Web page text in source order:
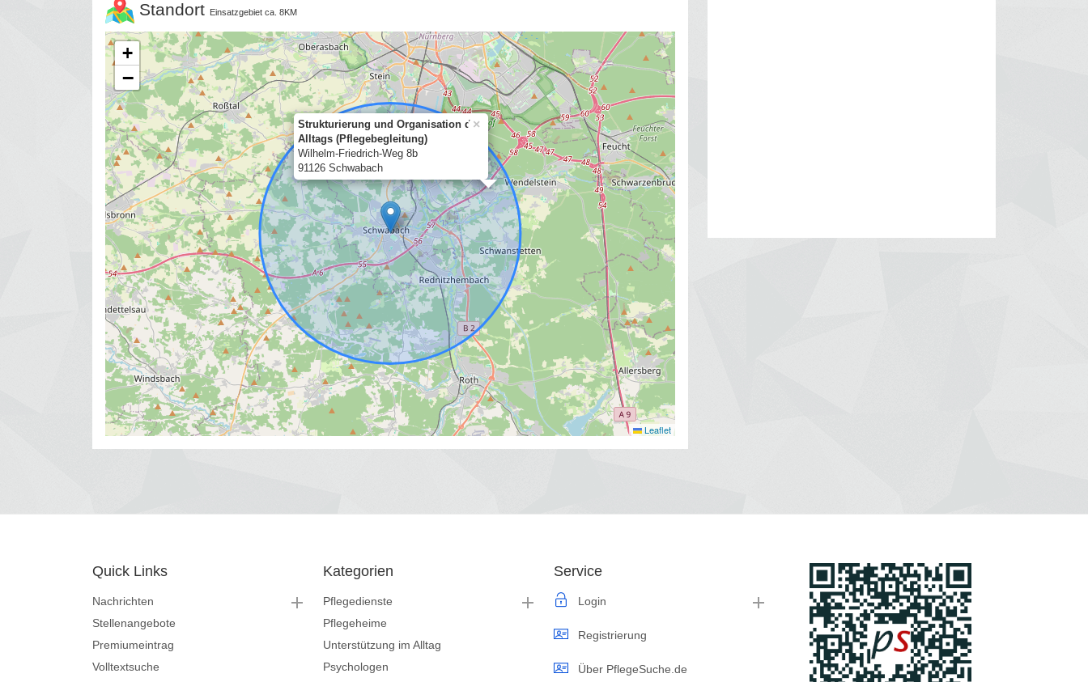
Standort Einsatzgebiet ca. 8KM
Strukturierung und Organisation des
Alltags (Pflegebegleitung)
Wilhelm-Friedrich-Weg 8b
91126 Schwabach
×
+
−
Leaflet
Quick Links
Nachrichten
Stellenangebote
Premiumeintrag
Volltextsuche
Kategorien
Pflegedienste
Pflegeheime
Unterstützung im Alltag
Psychologen
Service
Login
Registrierung
Über PflegeSuche.de